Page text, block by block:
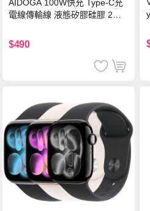
AIDOGA 100W快充 Type-C充
電線傳輸線 液態矽膠硅膠 2M
$490